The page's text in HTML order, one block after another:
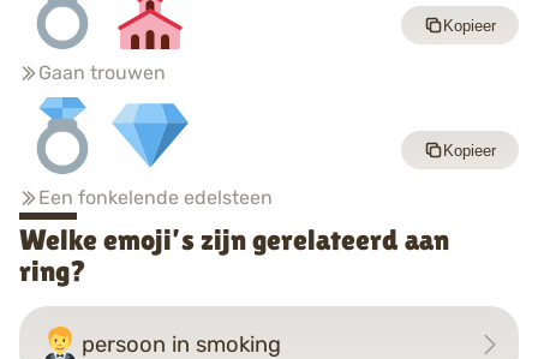
Gaan trouwen
Kopieer
Een fonkelende edelsteen
Kopieer
Welke emoji’s zijn gerelateerd aan
ring?
persoon in smoking